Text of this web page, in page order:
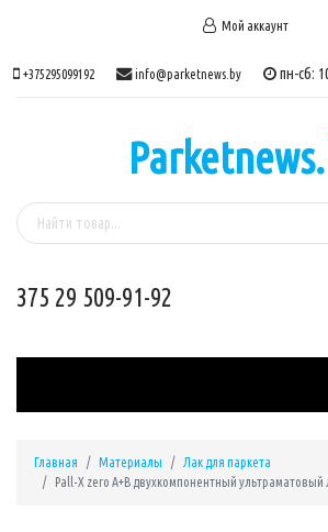
Мой аккаунт
+375295099192 info@parketnews.by пн-сб:
375 29 509-91-92
Главная Материалы
Лак для паркета
Pall-X zero A+B двухкомпонентный ультраматовый